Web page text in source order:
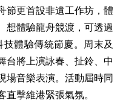
節更首設非遺工作坊，體
想體驗龍舟競渡，可透過
體驗傳統節慶。周末及
台將上演詠春、扯鈴、中
場音樂表演。活動屆時同
擊維港緊張氣氛。